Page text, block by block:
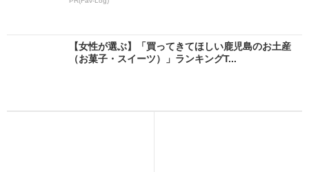
【女性が選ぶ】「買ってきてほしい鹿児島のお土産
（お菓子・スイーツ）」ランキングT...